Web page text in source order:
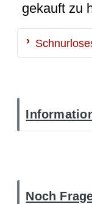
gekauft zu
Noch